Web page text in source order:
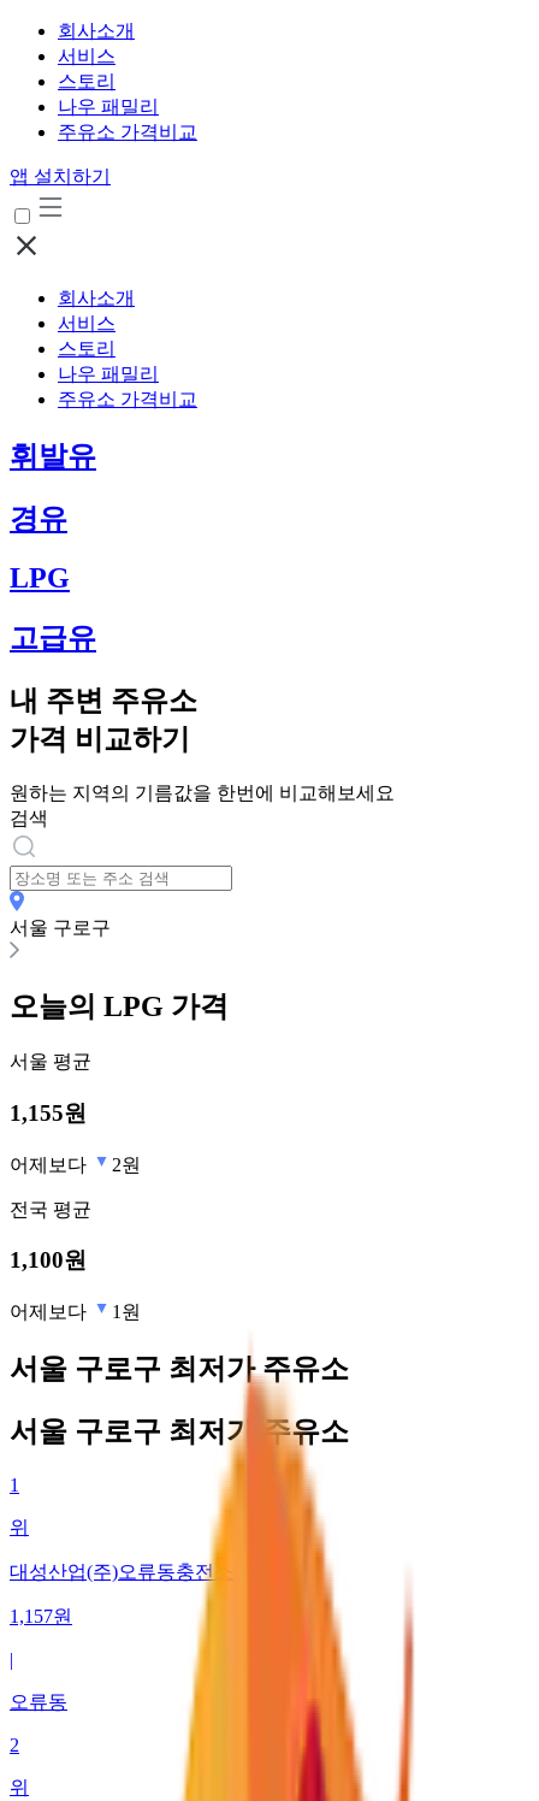
회사소개
서비스
스토리
나우 패밀리
주유소 가격비교
앱 설치하기
회사소개
서비스
스토리
나우 패밀리
주유소 가격비교
휘발유
경유
LPG
고급유
내 주변 주유소
가격 비교하기
원하는 지역의 기름값을 한번에 비교해보세요
검색
서울 구로구
오늘의 LPG 가격
서울 평균
1,155원
어제보다 2원
전국 평균
1,100원
어제보다 1원
서울 구로구 최저가 주유소
서울 구로구 최저가 주유소
1
위
대성산업(주)오류동충전소
1,157원
|
오류동
2
위